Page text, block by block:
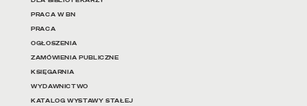
PRACA W BN
PRACA
OGŁOSZENIA
ZAMÓWIENIA PUBLICZNE
KSIĘGARNIA
WYDAWNICTWO
KATALOG WYSTAWY STAŁEJ